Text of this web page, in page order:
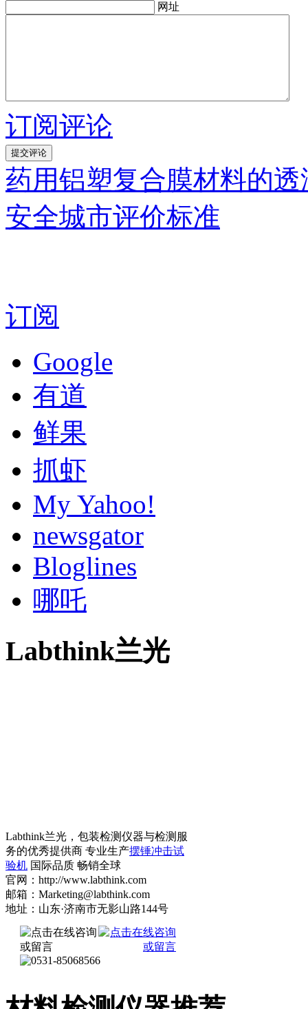
网址
订阅评论
药用铝塑复合膜材料的
安全城市评价标准
订阅
Google
有道
鲜果
抓虾
My Yahoo!
newsgator
Bloglines
哪吒
Labthink兰光
Labthink兰光，包装检测仪器与检测服
务的优秀提供商 专业生产摆锤冲击试
验机 国际品质 畅销全球
官网：http://www.labthink.com
邮箱：Marketing@labthink.com
地址：山东·济南市无影山路144号